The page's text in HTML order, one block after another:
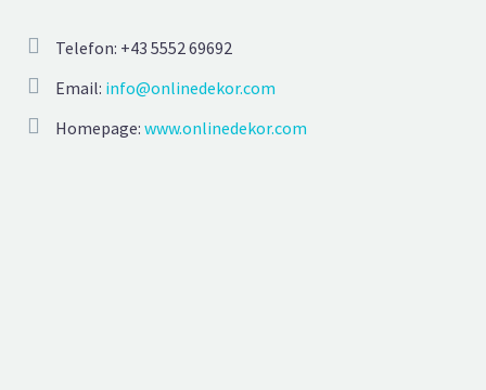
Telefon: +43 5552 69692
Email: info@onlinedekor.com
Homepage: www.onlinedekor.com